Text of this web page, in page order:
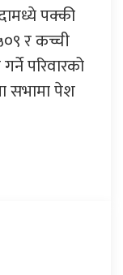
पक्की
र कच्ची
परिवारको
सभामा पेश